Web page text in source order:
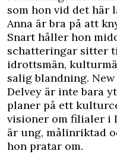
som hon vid det här
Anna är bra på att
Snart håller hon
schatteringar sitter
idrottsmän,
salig blandning.
Delvey är inte bara
planer på ett
visioner om filialer i
är ung, målinriktad
hon pratar om.